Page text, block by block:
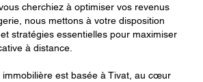
cherchiez à optimiser vos revenus
nous mettons à votre disposition
stratégies essentielles pour maximiser
à distance.
immobilière est basée à Tivat, au cœur